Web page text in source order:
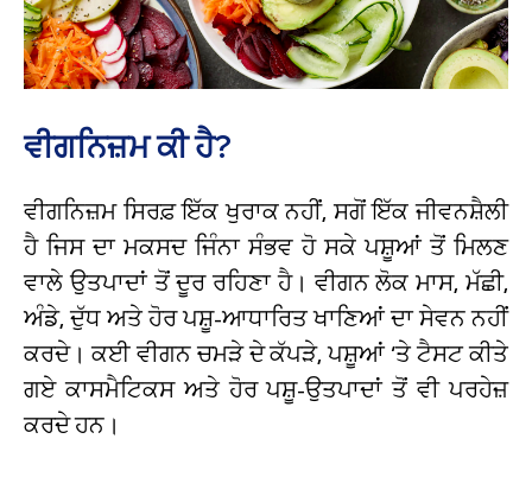
ਵੀਗਨਿਜ਼ਮ ਕੀ ਹੈ?
ਵੀਗਨਿਜ਼ਮ ਸਿਰਫ਼ ਇੱਕ ਖੁਰਾਕ ਨਹੀਂ, ਸਗੋਂ ਇੱਕ ਜੀਵਨਸ਼ੈਲੀ
ਹੈ ਜਿਸ ਦਾ ਮਕਸਦ ਜਿੰਨਾ ਸੰਭਵ ਹੋ ਸਕੇ ਪਸ਼ੂਆਂ ਤੋਂ ਮਿਲਣ
ਵਾਲੇ ਉਤਪਾਦਾਂ ਤੋਂ ਦੂਰ ਰਹਿਣਾ ਹੈ। ਵੀਗਨ ਲੋਕ ਮਾਸ, ਮੱਛੀ,
ਅੰਡੇ, ਦੁੱਧ ਅਤੇ ਹੋਰ ਪਸ਼ੂ-ਆਧਾਰਿਤ ਖਾਣਿਆਂ ਦਾ ਸੇਵਨ ਨਹੀਂ
ਕਰਦੇ। ਕਈ ਵੀਗਨ ਚਮੜੇ ਦੇ ਕੱਪੜੇ, ਪਸ਼ੂਆਂ ‘ਤੇ ਟੈਸਟ ਕੀਤੇ
ਗਏ ਕਾਸਮੈਟਿਕਸ ਅਤੇ ਹੋਰ ਪਸ਼ੂ-ਉਤਪਾਦਾਂ ਤੋਂ ਵੀ ਪਰਹੇਜ਼
ਕਰਦੇ ਹਨ।